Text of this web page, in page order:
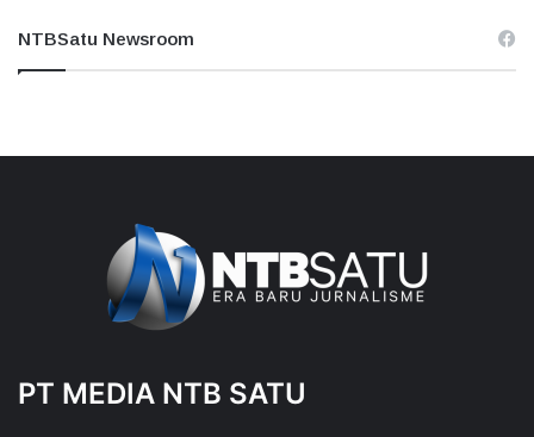
NTBSatu Newsroom
PT MEDIA NTB SATU